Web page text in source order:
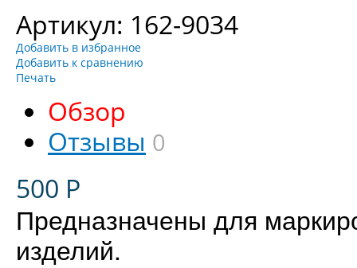
Артикул: 162-9034
Добавить в избранное
Добавить к сравнению
Печать
Обзор
Отзывы 0
500 Р
Предназначены для
изделий.